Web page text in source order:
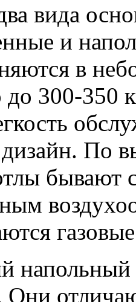
вида
и
в
300-350
По
бывают